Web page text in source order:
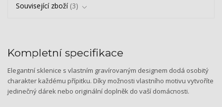
Související zboží 3
Kompletní specifikace
Elegantní sklenice s vlastním gravírovaným designem dodá osobitý
charakter každému přípitku. Díky možnosti vlastního motivu vytvoříte
jedinečný dárek nebo originální doplněk do vaší domácnosti.